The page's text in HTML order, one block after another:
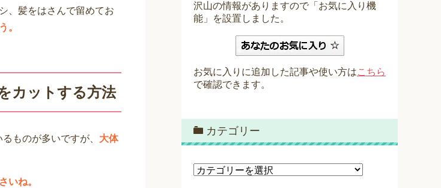
、髪をはさんで留めてお
。
カットする方法
ものが多いですが、 大体
いね。
沢山の情報がありますので「お気に入り機
能」を設置しました。
お気に入りに追加した記事や使い方はこちら
で確認できます。
カテゴリー
カ